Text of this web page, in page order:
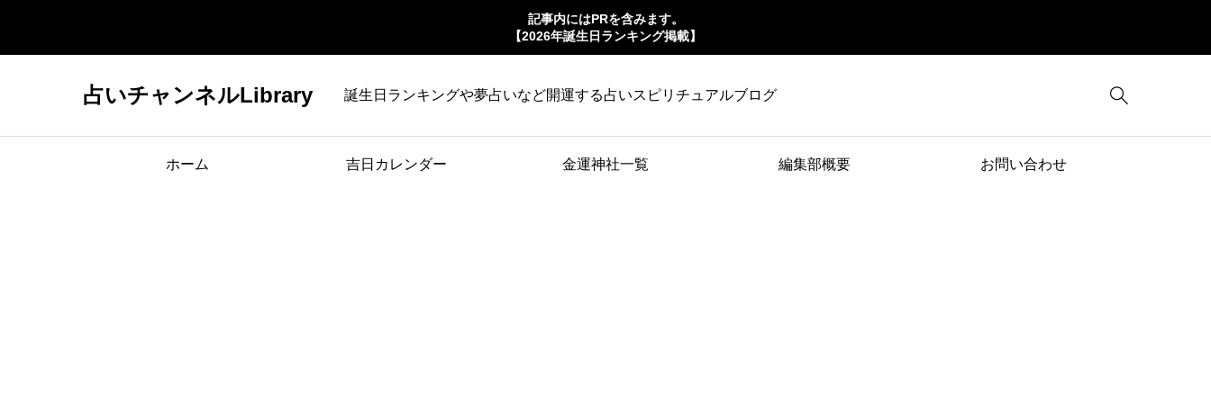
記事内にはPRを含みます。
【2026年誕生日ランキング掲載】
占いチャンネルLibrary 誕生日ランキングや夢占いなど開運する占いスピリチュアルブログ 
ホーム 吉日カレンダー 金運神社一覧 編集部概要 お問い合わせ